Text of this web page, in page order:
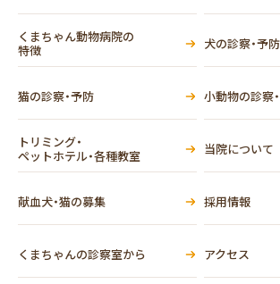
くまちゃん動物病院の
特徴
犬の診察・予防
猫の診察・予防 小動物の診察
トリミング・
ペットホテル・各種教室
当院について
献血犬・猫の募集 採用情報
くまちゃんの診察室から アクセス